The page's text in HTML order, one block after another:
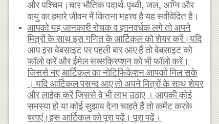
और पश्चिम।चार भौतिक पदार्थ-पृथ्वी, जल, अग्नि और
वायु का हमारे जीवन में कितना महत्त्व है यह सर्वविदित है।
आपको यह जानकारी रोचक व ज्ञानवर्धक लगे तो अपने
मित्रों के साथ इस गणित के आर्टिकल को शेयर करें।यदि
आप इस वेबसाइट पर पहली बार आए हैं तो वेबसाइट को
फॉलो करें और ईमेल सब्सक्रिप्शन को भी फॉलो करें।
जिससे नए आर्टिकल का नोटिफिकेशन आपको मिल सके
। यदि आर्टिकल पसन्द आए तो अपने मित्रों के साथ शेयर
और लाईक करें जिससे वे भी लाभ उठाए । आपकी कोई
समस्या हो या कोई सुझाव देना चाहते हैं तो कमेंट करके
बताएं।इस आर्टिकल को पूरा पढ़ें। पूरा पढ़ें।